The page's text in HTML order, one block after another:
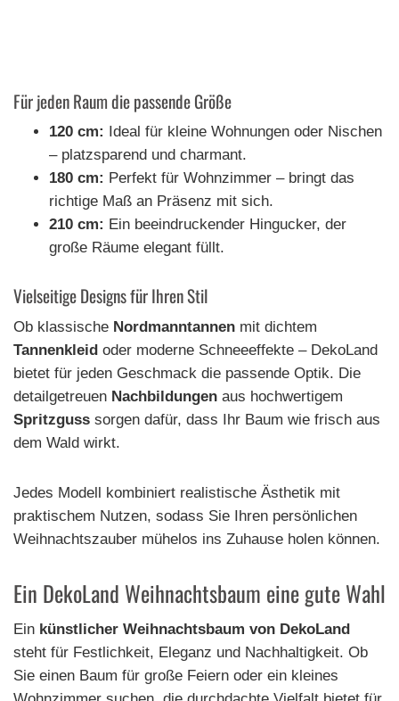
Für jeden Raum die passende Größe
120 cm:
Ideal für kleine Wohnungen oder Nischen
– platzsparend und charmant.
180 cm: Perfekt für Wohnzimmer – bringt das
richtige Maß an Präsenz mit sich.
210 cm: Ein beeindruckender Hingucker, der
große Räume elegant füllt.
Vielseitige Designs für Ihren Stil
Ob klassische Nordmanntannen mit dichtem
Tannenkleid oder moderne Schneeeffekte – DekoLand
bietet für jeden Geschmack die passende Optik. Die
detailgetreuen Nachbildungen aus hochwertigem
Spritzguss sorgen dafür, dass Ihr Baum wie frisch aus
dem Wald wirkt.
Jedes Modell kombiniert realistische Ästhetik mit
praktischem Nutzen, sodass Sie Ihren persönlichen
Weihnachtszauber mühelos ins Zuhause holen können.
Ein DekoLand Weihnachtsbaum eine gute Wahl
Ein künstlicher Weihnachtsbaum von DekoLand
steht für Festlichkeit, Eleganz und Nachhaltigkeit. Ob
Sie einen Baum für große Feiern oder ein kleines